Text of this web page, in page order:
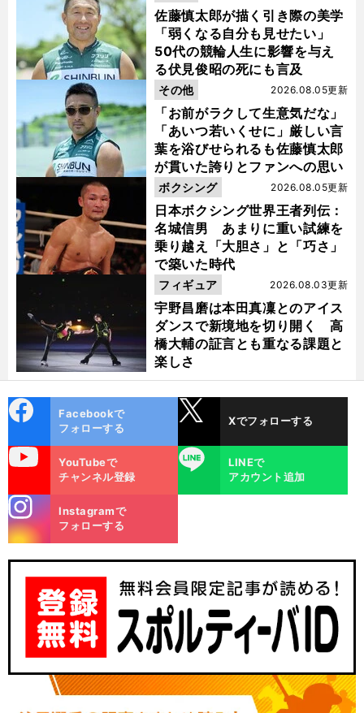
】
自
」
万
！
前
佐藤慎太郎が描く引き際の美学
「弱くなる自分も見せたい」
50代の競輪人生に影響を与え
る伏見俊昭の死にも言及
「お前がラクして生意気だな」
「あいつ若いくせに」厳しい言
葉を浴びせられるも佐藤慎太郎
が貫いた誇りとファンへの思い
2026.08.05更新
その他
日本ボクシング世界王者列伝：
名城信男 あまりに重い試練を
乗り越え「大胆さ」と「巧さ」
で築いた時代
2026.08.05更新
ボクシング
宇野昌磨は本田真凜とのアイス
ダンスで新境地を切り開く 高
橋大輔の証言とも重なる課題と
楽しさ
2026.08.03更新
フィギュア
ok
Facebookで
フォローする
Xでフォローする
YouTubeで
チャンネル登録
LINE
LINEで
アカウント追加
m
Instagramで
フォローする